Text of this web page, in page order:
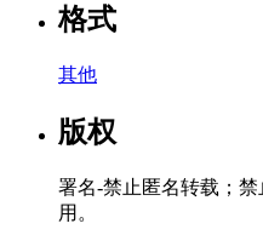
格式
其他
版权
署名-禁止匿名转载；
用。